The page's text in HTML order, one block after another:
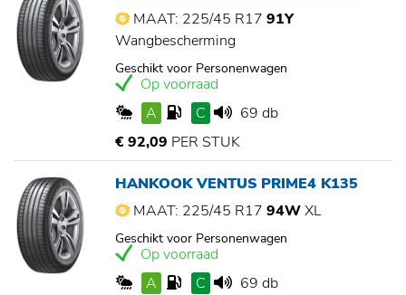
MAAT: 225/45 R17 91Y
Wangbescherming
Geschikt voor Personenwagen
Op voorraad
A
C
69 db
€ 92,09 PER STUK
HANKOOK VENTUS PRIME4 K135
MAAT: 225/45 R17 94WXL
Geschikt voor Personenwagen
Op voorraad
A
C
69 db